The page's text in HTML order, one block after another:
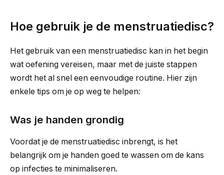
Hoe gebruik je de menstruatiedisc?
Het gebruik van een menstruatiedisc kan in het begin
wat oefening vereisen, maar met de juiste stappen
wordt het al snel een eenvoudige routine. Hier zijn
enkele tips om je op weg te helpen:
Was je handen grondig
Voordat je de menstruatiedisc inbrengt, is het
belangrijk om je handen goed te wassen om de kans
op infecties te minimaliseren.